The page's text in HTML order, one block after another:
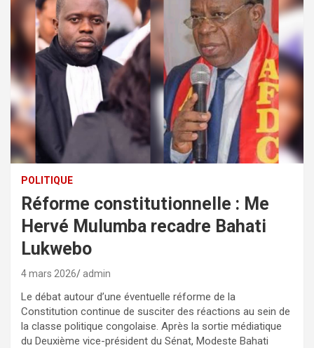
POLITIQUE
Réforme constitutionnelle : Me
Hervé Mulumba recadre Bahati
Lukwebo
4 mars 2026 admin
Le débat autour d’une éventuelle réforme de la
Constitution continue de susciter des réactions au sein de
la classe politique congolaise. Après la sortie médiatique
du Deuxième vice-président du Sénat, Modeste Bahati